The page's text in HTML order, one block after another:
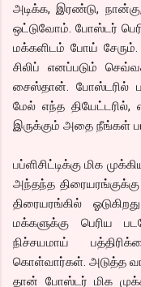
அடிக்க, இரண்டு,
ஒட்டுவோம். போஸ்டர்
மக்களிடம் போய்
சிலிப் எனப்படும்
சைஸ்தான். போஸ்டரில்
மேல் எந்த தியேட்டரில்,
இருக்கும் அதை நீங்கள்
பப்ளிசிட்டிக்கு மிக
அந்தந்த
திரையரங்கில்
மக்களுக்கு பெரிய
நிச்சயமாய்
கொள்வார்கள். அடுத்த
தான் போஸ்டர் மிக